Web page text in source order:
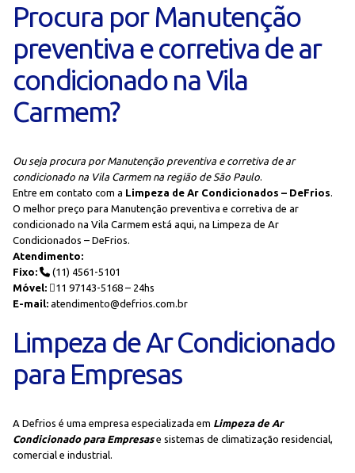
Procura por Manutenção
preventiva e corretiva de ar
condicionado na Vila
Carmem?
Ou seja procura por Manutenção preventiva e corretiva de ar
condicionado na Vila Carmem na região de São Paulo.
Entre em contato com a Limpeza de Ar Condicionados – DeFrios.
O melhor preço para Manutenção preventiva e corretiva de ar
condicionado na Vila Carmem está aqui, na Limpeza de Ar
Condicionados – DeFrios.
Atendimento:
Fixo:
(11) 4561-5101
Móvel:
11 97143-5168 – 24hs
E-mail: atendimento@defrios.com.br
Limpeza de Ar Condicionado
para Empresas
A Defrios é uma empresa especializada em Limpeza de Ar
Condicionado para Empresase sistemas de climatização residencial,
comercial e industrial.